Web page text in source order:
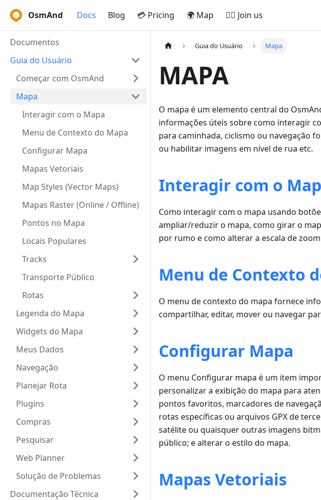
OsmAnd Docs Blog 💳 Pricing 🌍 Map 🚵‍♂️ Join us
Documentos
Guia do Usuário
Começar com OsmAnd
Mapa
Interagir com o Mapa
Menu de Contexto do Mapa
Configurar Mapa
Mapas Vetoriais
Map Styles (Vector Maps)
Mapas Raster (Online / Offline)
Pontos no Mapa
Locais Populares
Tracks
Transporte Público
Rotas
Legenda do Mapa
Widgets do Mapa
Meus Dados
Navegação
Planejar Rota
Plugins
Compras
Pesquisar
Web Planner
Solução de Problemas
Documentação Técnica
Guia do Usuário Mapa
MAPA
O mapa é um elemento central do
informações úteis sobre como interagir
para caminhada, ciclismo ou navegação
ou habilitar imagens em nível de rua etc.
Interagir com o
Como interagir com o mapa usando
ampliar/reduzir o mapa, como girar o
por rumo e como alterar a escala de
Menu de Contexto
O menu de contexto do mapa fornece
compartilhar, editar, mover ou navegar
Configurar Mapa
O menu Configurar mapa é um item
personalizar a exibição do mapa para
pontos favoritos, marcadores de
rotas específicas ou arquivos GPX de
satélite ou quaisquer outras imagens
público; e alterar o estilo do mapa.
Mapas Vetoriais